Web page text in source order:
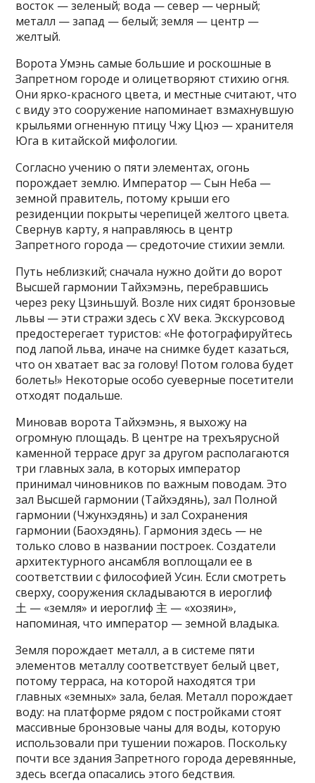
восток — зеленый; вода — север — черный;
металл — запад — белый; земля — центр —
желтый.
Ворота Умэнь самые большие и роскошные в
Запретном городе и олицетворяют стихию огня.
Они ярко-красного цвета, и местные считают, что
с виду это сооружение напоминает взмахнувшую
крыльями огненную птицу Чжу Цюэ — хранителя
Юга в китайской мифологии.
Согласно учению о пяти элементах, огонь
порождает землю. Император — Сын Неба —
земной правитель, потому крыши его
резиденции покрыты черепицей желтого цвета.
Свернув карту, я направляюсь в центр
Запретного города — средоточие стихии земли.
Путь неблизкий; сначала нужно дойти до ворот
Высшей гармонии Тайхэмэнь, перебравшись
через реку Цзиньшуй. Возле них сидят бронзовые
львы — эти стражи здесь с XV века. Экскурсовод
предостерегает туристов: «Не фотографируйтесь
под лапой льва, иначе на снимке будет казаться,
что он хватает вас за голову! Потом голова будет
болеть!» Некоторые особо суеверные посетители
отходят подальше.
Миновав ворота Тайхэмэнь, я выхожу на
огромную площадь. В центре на трехъярусной
каменной террасе друг за другом располагаются
три главных зала, в которых император
принимал чиновников по важным поводам. Это
зал Высшей гармонии (Тайхэдянь), зал Полной
гармонии (Чжунхэдянь) и зал Сохранения
гармонии (Баохэдянь). Гармония здесь — не
только слово в названии построек. Создатели
архитектурного ансамбля воплощали ее в
соответствии с философией Усин. Если смотреть
сверху, сооружения складываются в иероглиф
土 — «земля» и иероглиф 主 — «хозяин»,
напоминая, что император — земной владыка.
Земля порождает металл, а в системе пяти
элементов металлу соответствует белый цвет,
потому терраса, на которой находятся три
главных «земных» зала, белая. Металл порождает
воду: на платформе рядом с постройками стоят
массивные бронзовые чаны для воды, которую
использовали при тушении пожаров. Поскольку
почти все здания Запретного города деревянные,
здесь всегда опасались этого бедствия.